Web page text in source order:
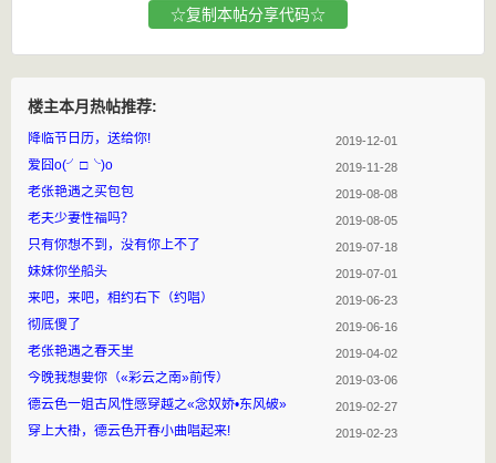
☆复制本帖分享代码☆
楼主本月热帖推荐:
降临节日历，送给你! 2019-12-01
爱囧o(╯□╰)o 2019-11-28
老张艳遇之买包包 2019-08-08
老夫少妻性福吗？ 2019-08-05
只有你想不到，没有你上不了 2019-07-18
妹妹你坐船头 2019-07-01
来吧，来吧，相约右下（约唱） 2019-06-23
彻底傻了 2019-06-16
老张艳遇之春天里 2019-04-02
今晚我想要你（«彩云之南»前传） 2019-03-06
德云色一姐古风性感穿越之«念奴娇•东风破» 2019-02-27
穿上大褂，德云色开春小曲唱起来! 2019-02-23